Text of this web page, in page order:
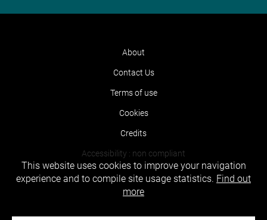
About
Contact Us
Terms of use
Cookies
Credits
Accessibility : non compliant
This website uses cookies to improve your navigation
experience and to compile site usage statistics. Find out
more